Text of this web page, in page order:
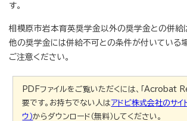
す。
相模原市岩本育英奨学金以外の奨学金との併給は
他の奨学金には併給不可との条件が付いている場
ご注意ください。
PDFファイルをご覧いただくには、「Acrobat
要です。お持ちでない人はアドビ株式会社のサイ
ウ）からダウンロード（無料）してください。